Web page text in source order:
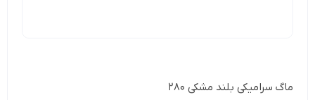
ماگ سرامیکی بلند مشکی ۲۸۰